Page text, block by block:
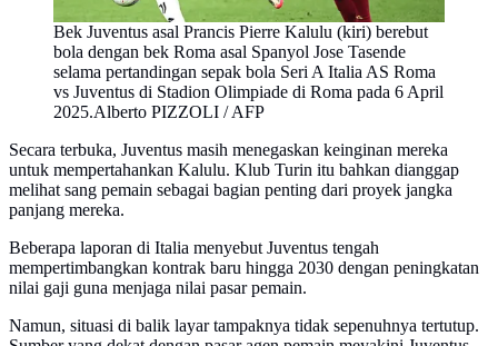
Bek Juventus asal Prancis Pierre Kalulu (kiri) berebut
bola dengan bek Roma asal Spanyol Jose Tasende
selama pertandingan sepak bola Seri A Italia AS Roma
vs Juventus di Stadion Olimpiade di Roma pada 6 April
2025.Alberto PIZZOLI / AFP
Secara terbuka, Juventus masih menegaskan keinginan mereka
untuk mempertahankan Kalulu. Klub Turin itu bahkan dianggap
melihat sang pemain sebagai bagian penting dari proyek jangka
panjang mereka.
Beberapa laporan di Italia menyebut Juventus tengah
mempertimbangkan kontrak baru hingga 2030 dengan peningkatan
nilai gaji guna menjaga nilai pasar pemain.
Namun, situasi di balik layar tampaknya tidak sepenuhnya tertutup.